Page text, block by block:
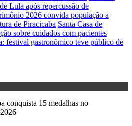
Lula após repercussão de
2026 convida população a
de Piracicaba Santa Casa de
sobre cuidados com pacientes
festival gastronômico teve público de